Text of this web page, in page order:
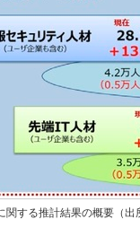
関する推計結果の概要（